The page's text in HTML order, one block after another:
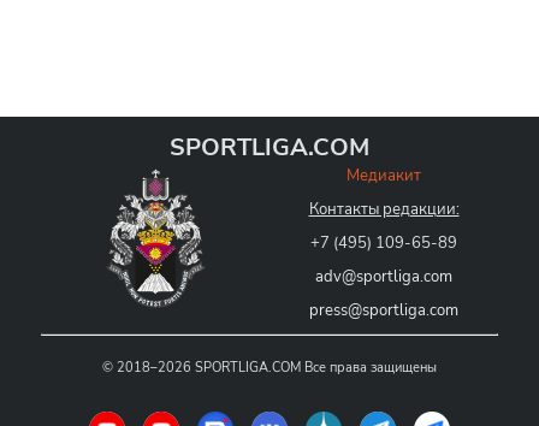
SPORTLIGA.COM
Медиакит
Контакты редакции:
+7 (495) 109-65-89
adv@sportliga.com
press@sportliga.com
© 2018–2026 SPORTLIGA.COM Все права защищены